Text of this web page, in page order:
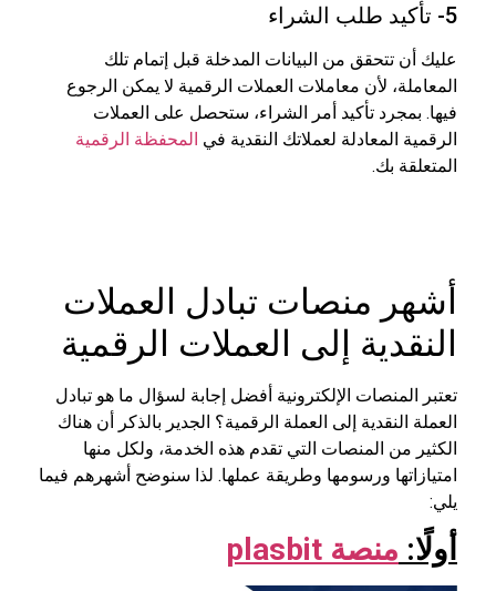
5- تأكيد طلب الشراء
عليك أن تتحقق من البيانات المدخلة قبل إتمام تلك
المعاملة، لأن معاملات العملات الرقمية لا يمكن الرجوع
فيها. بمجرد تأكيد أمر الشراء، ستحصل على العملات
الرقمية المعادلة لعملاتك النقدية في المحفظة الرقمية
المتعلقة بك.
أشهر منصات تبادل العملات
النقدية إلى العملات الرقمية
تعتبر المنصات الإلكترونية أفضل إجابة لسؤال ما هو تبادل
العملة النقدية إلى العملة الرقمية؟ الجدير بالذكر أن هناك
الكثير من المنصات التي تقدم هذه الخدمة، ولكل منها
امتيازاتها ورسومها وطريقة عملها. لذا سنوضح أشهرهم فيما
يلي:
أولًا: منصة plasbit